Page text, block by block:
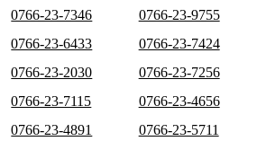
0766-23-7346
0766-23-9755
0766-23-6433
0766-23-7424
0766-23-2030
0766-23-7256
0766-23-7115
0766-23-4656
0766-23-4891
0766-23-5711